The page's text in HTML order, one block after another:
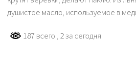
душистое масло, используемое в
187 всего , 2 за сегодня